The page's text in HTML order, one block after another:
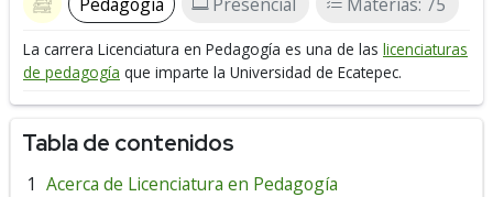
La carrera Licenciatura en Pedagogía es una de las licenciaturas
de pedagogía que imparte la Universidad de Ecatepec.
Tabla de contenidos
Acerca de Licenciatura en Pedagogía